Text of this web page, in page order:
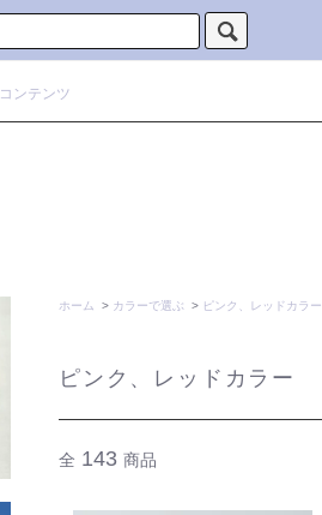
コンテンツ
ホーム > カラーで選ぶ > ピンク、レッドカラー
ピンク、レッドカラー
全 143 商品